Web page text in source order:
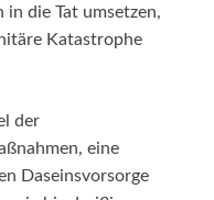
in die Tat umsetzen,
Katastrophe
der
eine
Daseinsvorsorge